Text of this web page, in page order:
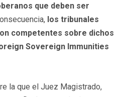
que deben ser
los tribunales
competentes sobre dichos
Sovereign Immunities
la que el Juez Magistrado,